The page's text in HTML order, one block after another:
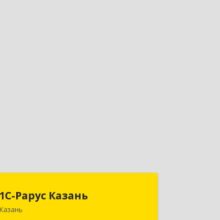
1С-Рарус Казань
Казань420088, Татарстан Респ, Казань г,